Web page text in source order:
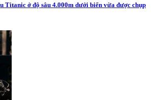
Titanic ở độ sâu 4.000m dưới biển vừa được chụp